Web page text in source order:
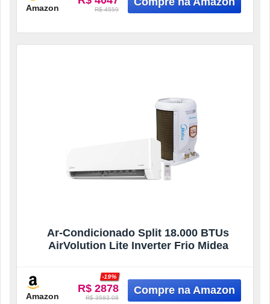
Amazon R$ 4559
Ar-Condicionado Split 18.000 BTUs
AirVolution Lite Inverter Frio Midea
Amazon
R$ 2878
-19%
R$ 3583.08